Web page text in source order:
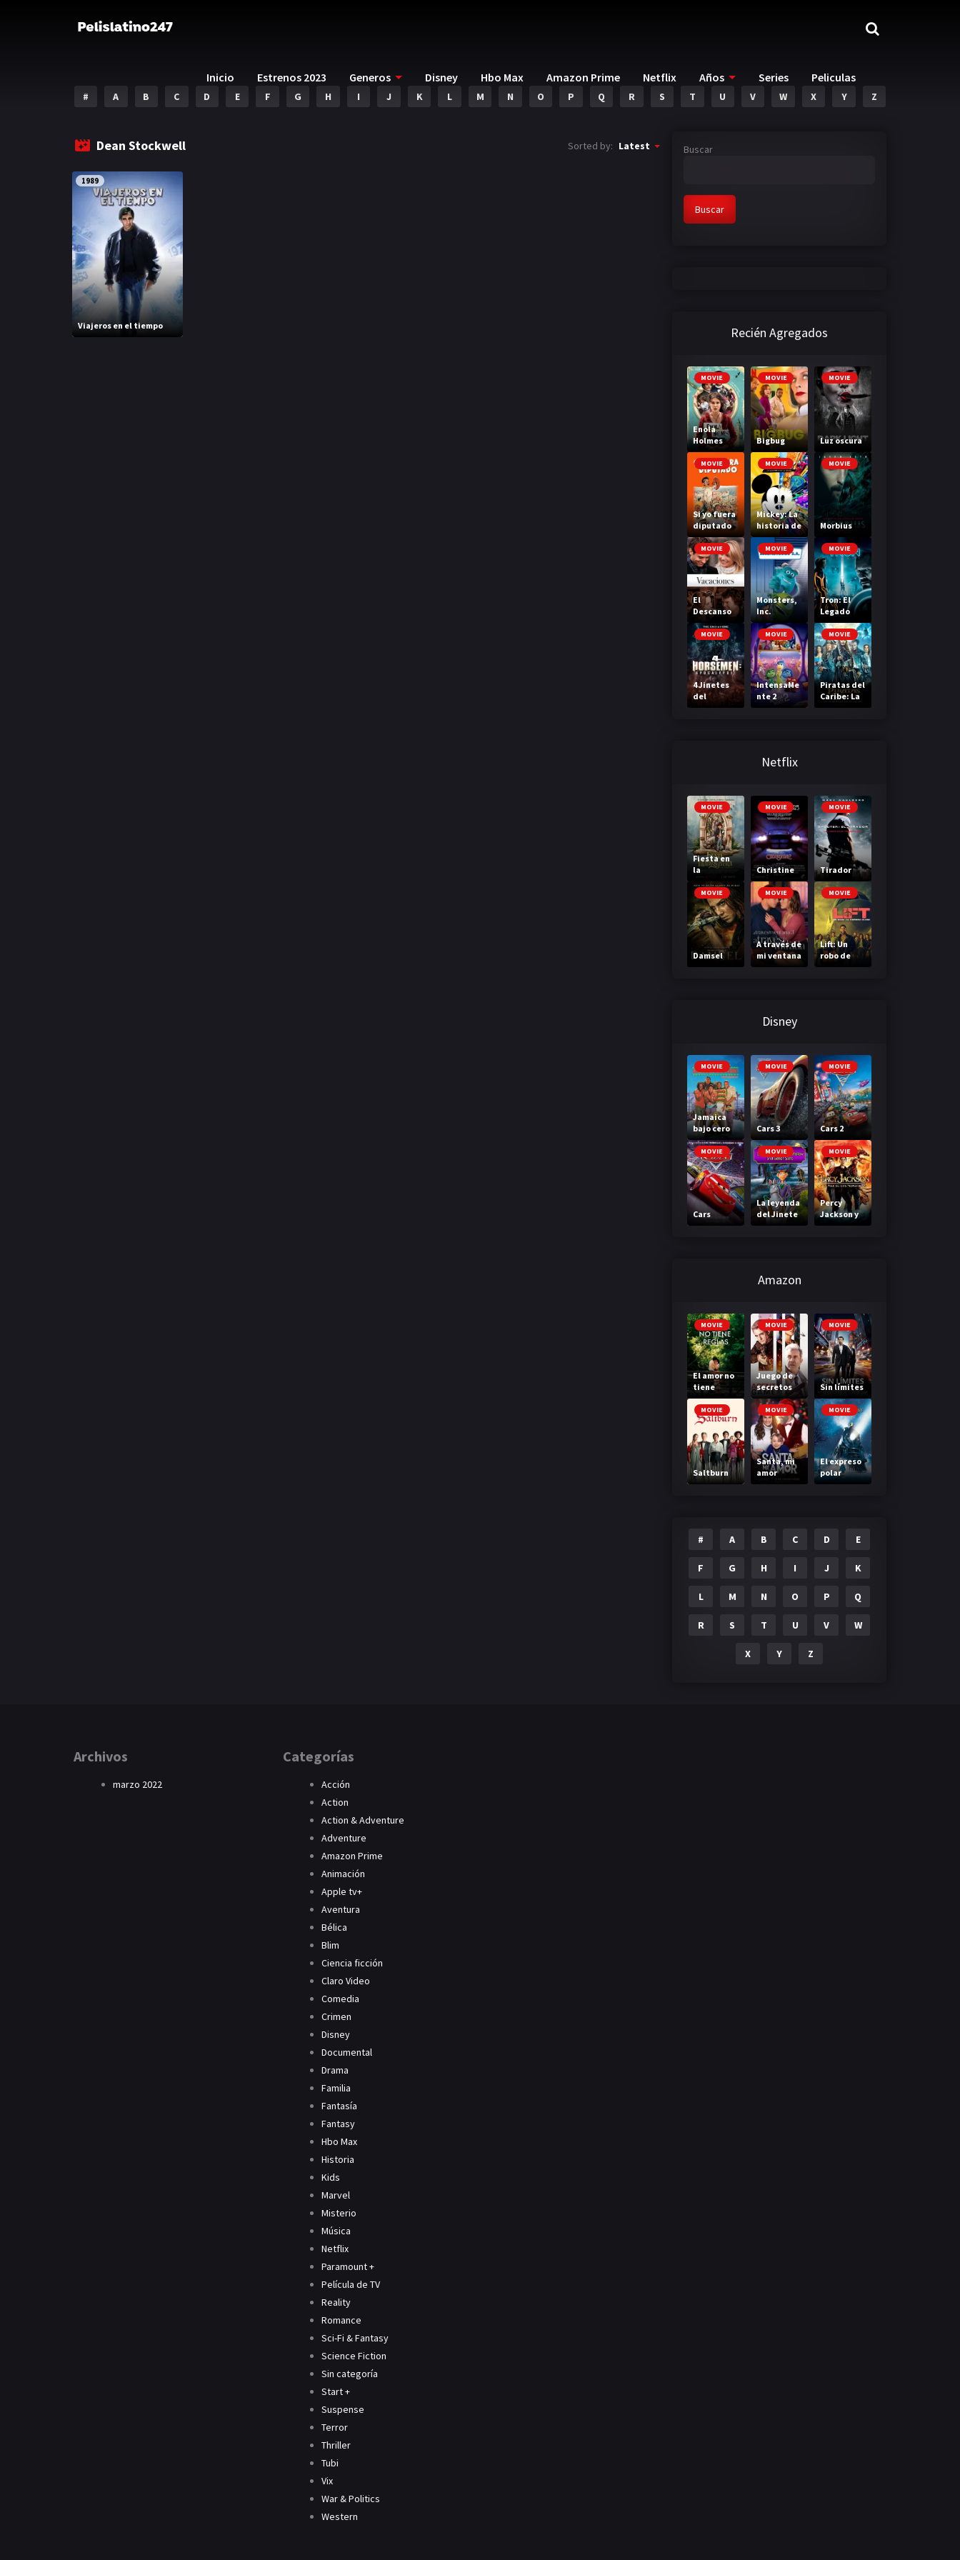
Inicio Estrenos 2023 Generos Disney Hbo Max Amazon Prime Netflix Años Series Peliculas
# A B C D E F G H I J K L M N O P Q R S T U V W X Y Z
Dean Stockwell Sorted by: Latest
1989
Viajeros en el tiempo
Buscar
Buscar
Recién Agregados
MOVIE
Enola
Holmes
MOVIE
Bigbug
MOVIE
Luz oscura
MOVIE
Si yo fuera
diputado
MOVIE
Mickey: La
historia de
un ratón
MOVIE
Morbius
MOVIE
El
Descanso
MOVIE
Monsters,
Inc.
MOVIE
Tron: El
Legado
MOVIE
4 Jinetes
del
Apocalipsi
MOVIE
IntensaMe
nte 2
MOVIE
Piratas del
Caribe: La
Venganza
Netflix
MOVIE
Fiesta en
la
Madriguer
a
MOVIE
Christine
MOVIE
Tirador
MOVIE
Damsel
MOVIE
A través de
mi ventana
3: A través
MOVIE
Lift: Un
robo de
primera
Disney
MOVIE
Jamaica
bajo cero
MOVIE
Cars 3
MOVIE
Cars 2
MOVIE
Cars
MOVIE
La leyenda
del Jinete
sin cabeza
MOVIE
Percy
Jackson y
el mar de
Amazon
MOVIE
El amor no
tiene
reglas
MOVIE
Juego de
secretos
MOVIE
Sin límites
MOVIE
Saltburn
MOVIE
Santa, mi
amor
MOVIE
El expreso
polar
# A B C D E
F G H I J K
L M N O P Q
R S T U V W
X Y Z
Archivos
marzo 2022
Categorías
Acción
Action
Action & Adventure
Adventure
Amazon Prime
Animación
Apple tv+
Aventura
Bélica
Blim
Ciencia ficción
Claro Video
Comedia
Crimen
Disney
Documental
Drama
Familia
Fantasía
Fantasy
Hbo Max
Historia
Kids
Marvel
Misterio
Música
Netflix
Paramount +
Película de TV
Reality
Romance
Sci-Fi & Fantasy
Science Fiction
Sin categoría
Start +
Suspense
Terror
Thriller
Tubi
Vix
War & Politics
Western